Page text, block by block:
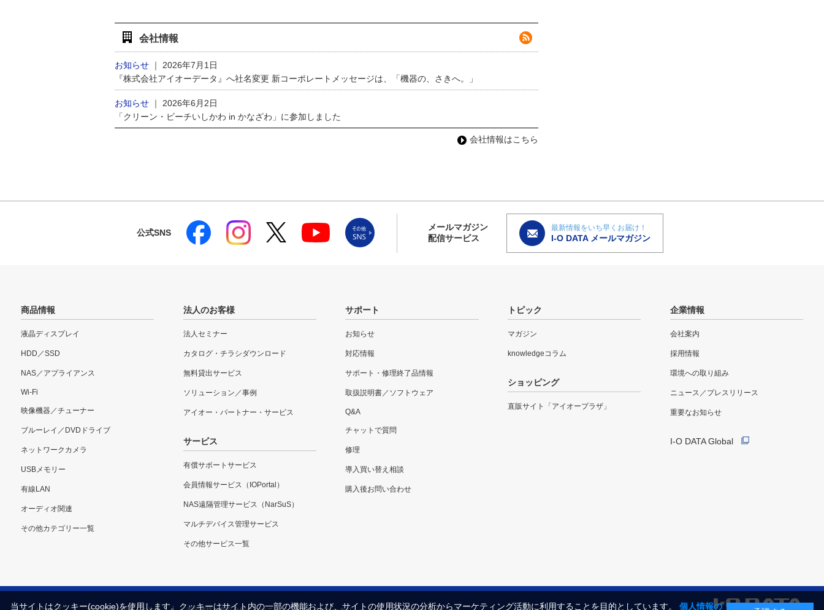
会社情報
お知らせ ｜
2026年7月1日
『株式会社アイオーデータ』へ社名変更 新コーポレートメッセージは、「機器の、さきへ。」
お知らせ ｜
2026年6月2日
「クリーン・ビーチいしかわ in かなざわ」に参加しました
会社情報はこちら
公式SNS
メールマガジン
配信サービス
最新情報をいち早くお届け！
I-O DATA メールマガジン
商品情報
液晶ディスプレイ
HDD／SSD
NAS／アプライアンス
Wi-Fi
映像機器／チューナー
ブルーレイ／DVDドライブ
ネットワークカメラ
USBメモリー
有線LAN
オーディオ関連
その他カテゴリー一覧
法人のお客様
法人セミナー
カタログ・チラシダウンロード
無料貸出サービス
ソリューション／事例
アイオー・パートナー・サービス
サービス
有償サポートサービス
会員情報サービス（IOPortal）
NAS遠隔管理サービス（NarSuS）
マルチデバイス管理サービス
その他サービス一覧
サポート
お知らせ
対応情報
サポート・修理終了品情報
取扱説明書／ソフトウェア
Q&A
チャットで質問
修理
導入買い替え相談
購入後お問い合わせ
トピック
マガジン
knowledgeコラム
ショッピング
直販サイト「アイオープラザ」
企業情報
会社案内
採用情報
環境への取り組み
ニュース／プレスリリース
重要なお知らせ
I-O DATA Global
当サイトはクッキー(cookie)を使用します。クッキーはサイト内の一部の機能および、サイトの使用状況の分析からマーケティング活動に利用することを目的としています。 個人情報の